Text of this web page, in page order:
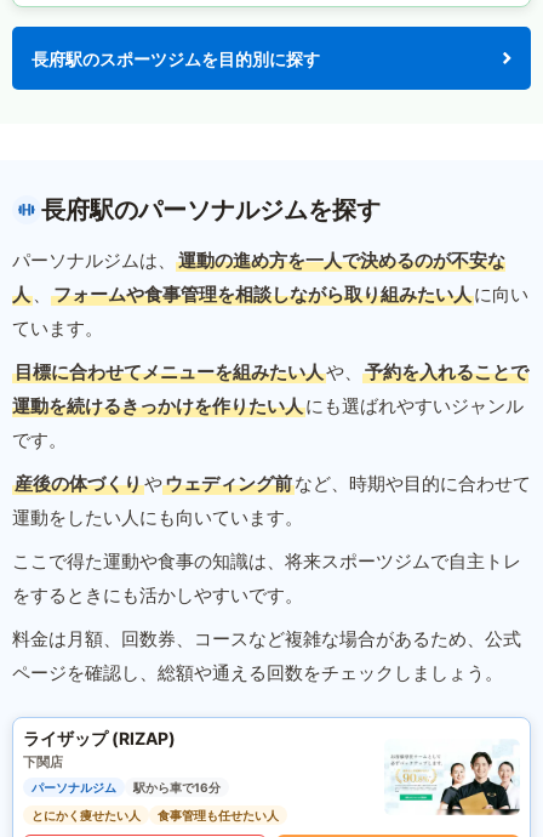
長府駅のスポーツジムを目的別に探す
長府駅のパーソナルジムを探す
パーソナルジムは、
運動の進め方を一人で決めるのが不安な
人 、 フォームや食事管理を相談しながら取り組みたい人に向い
ています。
目標に合わせてメニューを組みたい人や、
予約を入れることで
運動を続けるきっかけを作りたい人にも選ばれやすいジャンル
です。
産後の体づくりやウェディング前など、時期や目的に合わせて
運動をしたい人にも向いています。
ここで得た運動や食事の知識は、将来スポーツジムで自主トレ
をするときにも活かしやすいです。
料金は月額、回数券、コースなど複雑な場合があるため、公式
ページを確認し、総額や通える回数をチェックしましょう。
ライザップ (RIZAP)
下関店
パーソナルジム
駅から車で16分
とにかく痩せたい人
食事管理も任せたい人